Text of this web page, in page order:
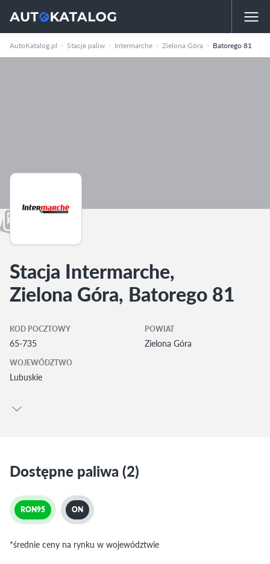
AutoKatalog.pl Stacje paliw Intermarche Zielona Góra Batorego 81
Stacja Intermarche,
Zielona Góra, Batorego 81
KOD POCZTOWY
65-735
POWIAT
Zielona Góra
WOJEWÓDZTWO
Lubuskie
Dostępne paliwa (2)
RON95 ON
*średnie ceny na rynku w województwie